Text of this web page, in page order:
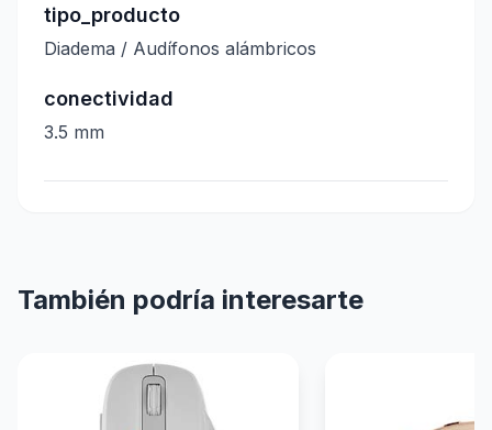
tipo_producto
Diadema / Audífonos alámbricos
conectividad
3.5 mm
También podría interesarte